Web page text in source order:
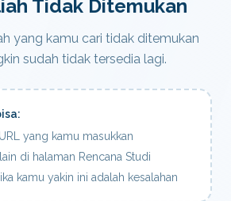
Tidak Ditemukan
yang kamu cari tidak ditemukan
sudah tidak tersedia lagi.
yang kamu masukkan
di halaman Rencana Studi
kamu yakin ini adalah kesalahan